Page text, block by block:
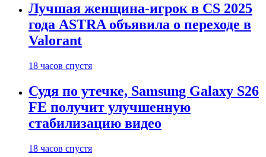
Лучшая женщина-игрок в CS 2025
года ASTRA объявила о переходе в
Valorant
18 часов спустя
Судя по утечке, Samsung Galaxy S26
FE получит улучшенную
стабилизацию видео
18 часов спустя